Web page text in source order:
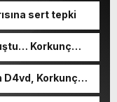
sert tepki
Korkunç
D4vd, Korkunç